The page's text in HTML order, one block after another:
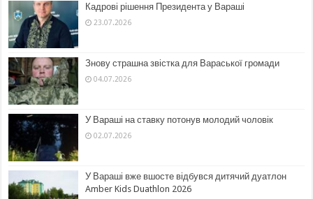
Кадрові рішення Президента у Вараші
23.07.2026
Знову страшна звістка для Вараської громади
04.07.2026
У Вараші на ставку потонув молодий чоловік
02.07.2026
У Вараші вже вшосте відбувся дитячий дуатлон
Amber Kids Duathlon 2026